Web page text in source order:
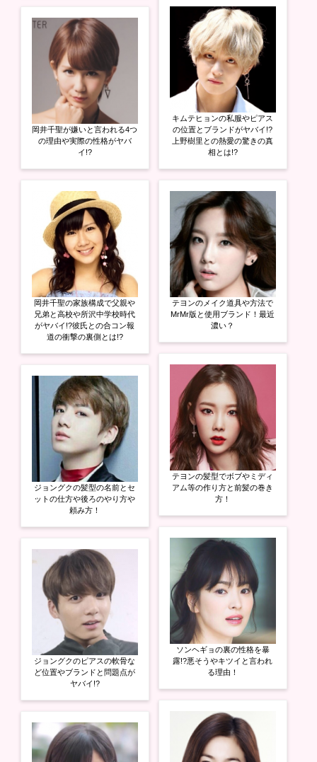
岡井千聖が嫌いと言われる4つ
の理由や実際の性格がヤバ
イ!?
岡井千聖の家族構成で父親や
兄弟と高校や所沢中学校時代
がヤバイ!?彼氏との合コン報
道の衝撃の裏側とは!?
ジョングクの髪型の名前とセ
ットの仕方や後ろのやり方や
頼み方！
ジョングクのピアスの軟骨な
ど位置やブランドと問題点が
ヤバイ!?
キムテヒョンの私服やピアス
の位置とブランドがヤバイ!?
上野樹里との熱愛の驚きの真
相とは!?
テヨンのメイク道具や方法で
MrMr版と使用ブランド！最近
濃い？
テヨンの髪型でボブやミディ
アム等の作り方と前髪の巻き
方！
ソンヘギョの裏の性格を暴
露!?悪そうやキツイと言われ
る理由！